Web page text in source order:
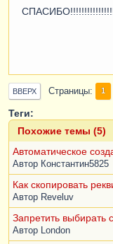
ВВЕРХ Страницы 1
Теги:
Похожие темы (5)
Автоматическое
Автор Константин5825
Как скопировать
Автор Reveluv
Запретить выбирать
Автор London